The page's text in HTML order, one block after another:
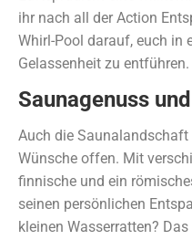
ihr nach all der Action
Whirl-Pool darauf, euch in
Gelassenheit zu entführen.
Saunagenuss
Auch die
Wünsche offen. Mit
finnische und ein
seinen persönlichen
kleinen Wasserratten?